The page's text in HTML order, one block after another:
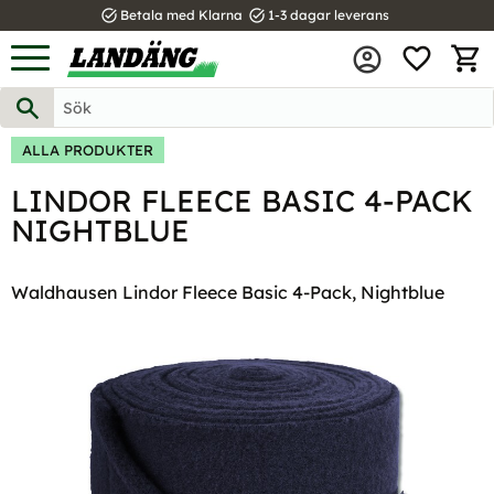
Meny
task_alt Betala med Klarna task_alt 1-3 dagar leverans
ALLA PRODUKTER
LINDOR FLEECE BASIC 4-PACK
NIGHTBLUE
Waldhausen Lindor Fleece Basic 4-Pack, Nightblue